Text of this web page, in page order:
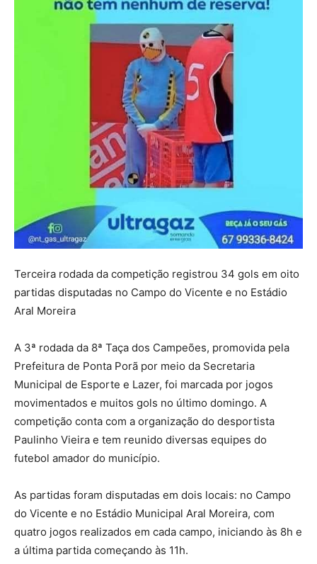
Terceira rodada da competição registrou 34 gols em oito
partidas disputadas no Campo do Vicente e no Estádio
Aral Moreira
A 3ª rodada da 8ª Taça dos Campeões, promovida pela
Prefeitura de Ponta Porã por meio da Secretaria
Municipal de Esporte e Lazer, foi marcada por jogos
movimentados e muitos gols no último domingo. A
competição conta com a organização do desportista
Paulinho Vieira e tem reunido diversas equipes do
futebol amador do município.
As partidas foram disputadas em dois locais: no Campo
do Vicente e no Estádio Municipal Aral Moreira, com
quatro jogos realizados em cada campo, iniciando às 8h e
a última partida começando às 11h.